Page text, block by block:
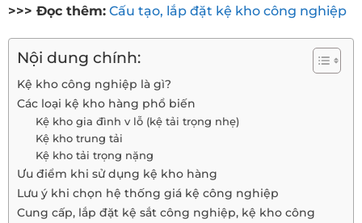
>>> Đọc thêm: Cấu tạo, lắp đặt kệ kho công nghiệp
Nội dung chính:
Kệ kho công nghiệp là gì?
Các loại kệ kho hàng phổ biến
Kệ kho gia đình v lỗ (kệ tải trọng nhẹ)
Kệ kho trung tải
Kệ kho tải trọng nặng
Ưu điểm khi sử dụng kệ kho hàng
Lưu ý khi chọn hệ thống giá kệ công nghiệp
Cung cấp, lắp đặt kệ sắt công nghiệp, kệ kho công